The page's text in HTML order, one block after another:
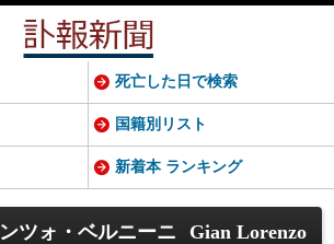
ツォ・ベルニーニ
Gian Lorenzo
死亡した日で検索
国籍別リスト
新着本 ランキング